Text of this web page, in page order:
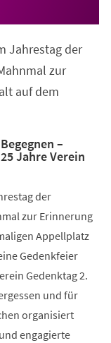
Jahrestag der
zur
auf dem
–
Jahre Verein
der
zur Erinnerung
Appellplatz
Gedenkfeier
Gedenktag 2.
und für
organisiert
engagierte